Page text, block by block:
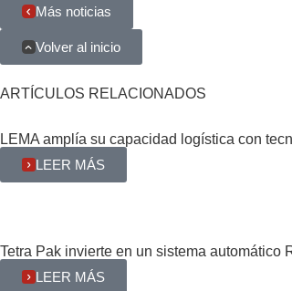
Más noticias
Volver al inicio
ARTÍCULOS RELACIONADOS
LEMA amplía su capacidad logística con
LEER MÁS
Tetra Pak invierte en un sistema automático
LEER MÁS